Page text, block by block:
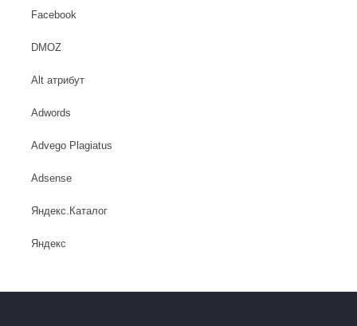
Facebook
DMOZ
Alt атрибут
Adwords
Advego Plagiatus
Adsense
Яндекс.Каталог
Яндекс